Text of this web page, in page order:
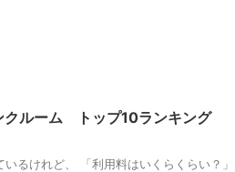
クルーム トップ10ランキング
るけれど、 「利用料はいくらくらい？」